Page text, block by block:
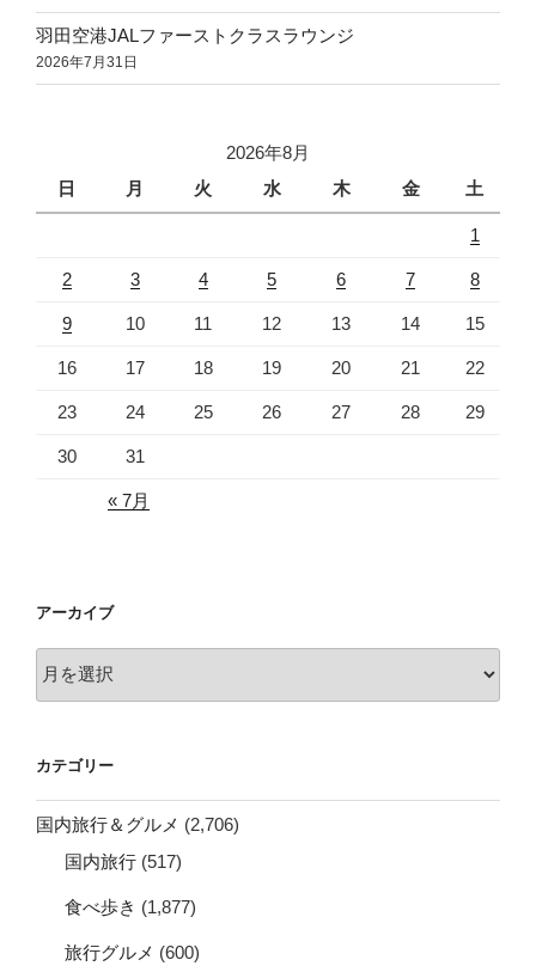
羽田空港JALファーストクラスラウンジ
2026年7月31日
2026年8月
日
月 火 水 木 金 土
1
2 3 4 5 6 7 8
9 10 11 12 13 14 15
16 17 18 19 20 21 22
23 24 25 26 27 28 29
30 31
« 7月
アーカイブ
ー
ブ
カテゴリー
国内旅行＆グルメ (2,706)
国内旅行 (517)
食べ歩き (1,877)
旅行グルメ (600)